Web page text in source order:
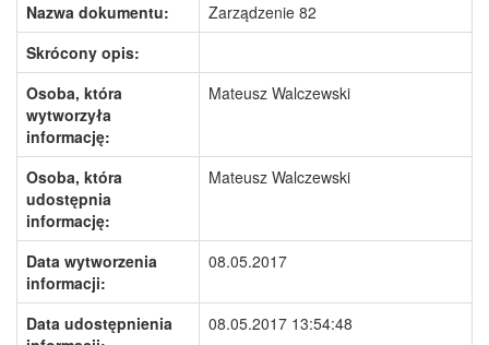
Nazwa dokumentu:
Zarządzenie 82
Skrócony opis:
Osoba, która
wytworzyła
informację:
Mateusz Walczewski
Osoba, która
udostępnia
informację:
Mateusz Walczewski
Data wytworzenia
informacji:
08.05.2017
Data udostępnienia
08.05.2017 13:54:48